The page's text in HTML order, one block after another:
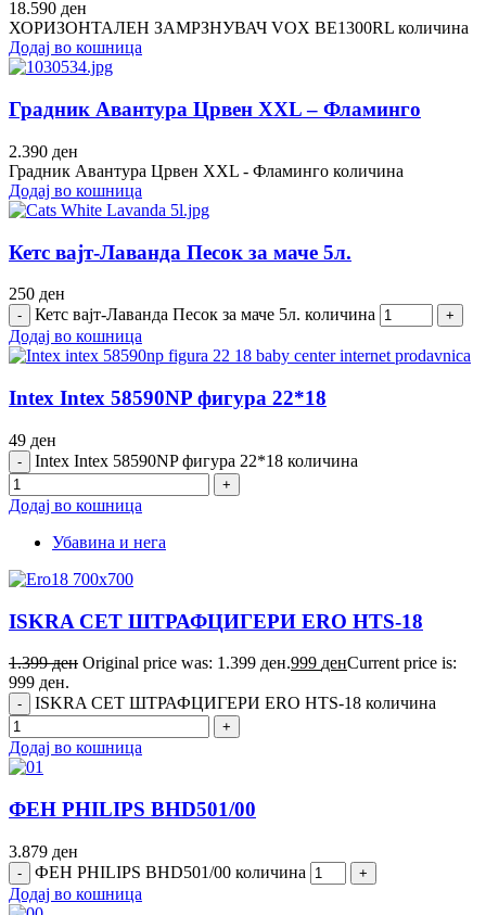
18.590 ден
ХОРИЗОНТАЛЕН ЗАМРЗНУВАЧ VOX BE1300RL количина
Додај во кошница
Градник Авантура Црвен XXL – Фламинго
2.390 ден
Градник Авантура Црвен XXL - Фламинго количина
Додај во кошница
Кетс вајт-Лаванда Песок за маче 5л.
250 ден
Кетс вајт-Лаванда Песок за маче 5л. количина
Додај во кошница
Intex Intex 58590NP фигура 22*18
49 ден
Intex Intex 58590NP фигура 22*18 количина
Додај во кошница
Убавина и нега
ISKRA СЕТ ШТРАФЦИГЕРИ ERO HTS-18
1.399ден Original price was: 1.399 ден.999 денCurrent price is:
999 ден.
ISKRA СЕТ ШТРАФЦИГЕРИ ERO HTS-18 количина
Додај во кошница
ФЕН PHILIPS BHD501/00
3.879 ден
ФЕН PHILIPS BHD501/00 количина
Додај во кошница